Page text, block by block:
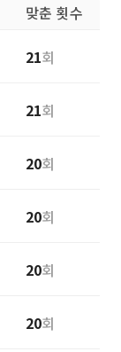
맞춘 횟수
21회
21회
20회
20회
20회
20회